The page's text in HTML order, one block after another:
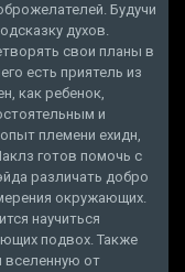
Будучи
духов.
свои планы в
есть приятель из
как ребенок,
и
племени ехидн,
готов помочь с
различать добро
окружающих.
научиться
подвох. Также
вселенную от